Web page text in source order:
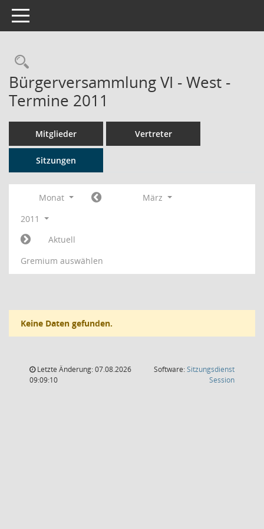
Toggle navigation
Rechercheauswahl
Bürgerversammlung VI - West -
Termine 2011
Mitglieder Vertreter
Sitzungen
Monat
März
2011
Aktuell
Gremium auswählen
Keine Daten gefunden.
Letzte Änderung: 07.08.2026
09:09:10
Software:Sitzungsdienst
Session(Wird in